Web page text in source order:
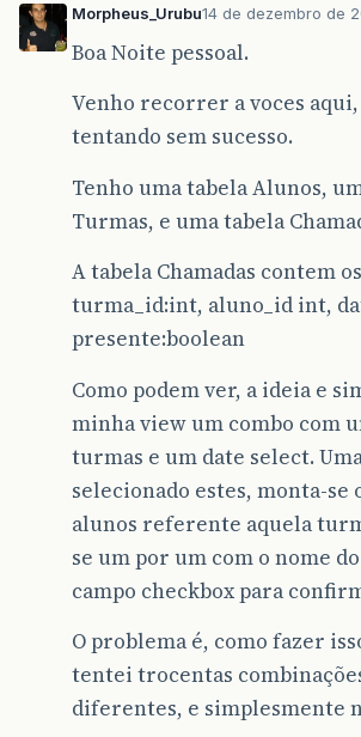
Morpheus_Urubu14 de dezembro de
Boa Noite pessoal.
Venho recorrer a voces aqui,
tentando sem sucesso.
Tenho uma tabela Alunos,
Turmas, e uma tabela
A tabela Chamadas contem
turma_id:int, aluno_id int,
presente:boolean
Como podem ver, a ideia e
minha view um combo com
turmas e um date select.
selecionado estes, monta-se
alunos referente aquela
se um por um com o nome
campo checkbox para
O problema é, como fazer
tentei trocentas
diferentes, e simplesmente